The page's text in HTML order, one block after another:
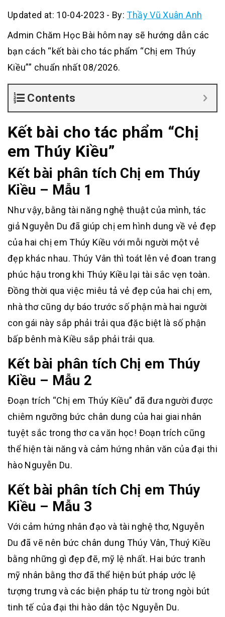
Updated at: 10-04-2023 - By:Thầy Vũ Xuân Anh
Admin Chăm Học Bài hôm nay sẽ hướng dẫn các
bạn cách “kết bài cho tác phẩm “Chị em Thúy
Kiều”” chuẩn nhất 08/2026.
Contents
Kết bài cho tác phẩm “Chị
em Thúy Kiều”
Kết bài phân tích Chị em Thúy
Kiều – Mẫu 1
Như vậy, bằng tài năng nghệ thuật của mình, tác
giả Nguyễn Du đã giúp chị em hình dung về vẻ đẹp
của hai chị em Thúy Kiều với mỗi người một vẻ
đẹp khác nhau. Thúy Vân thì toát lên vẻ đoan trang
phúc hậu trong khi Thúy Kiều lại tài sắc vẹn toàn.
Đồng thời qua việc miêu tả vẻ đẹp của hai chị em,
nhà thơ cũng dự báo trước số phận mà hai người
con gái này sắp phải trải qua đặc biệt là số phận
bấp bênh mà Kiều sắp phải trải qua.
Kết bài phân tích Chị em Thúy
Kiều – Mẫu 2
Đoạn trích “Chị em Thúy Kiều” đã đưa người được
chiêm ngưỡng bức chân dung của hai giai nhân
tuyệt sắc trong thơ ca văn học! Đoạn trích cũng
thể hiện tài năng và cảm hứng nhân văn của đại thi
hào Nguyễn Du.
Kết bài phân tích Chị em Thúy
Kiều – Mẫu 3
Với cảm hứng nhân đạo và tài nghệ thơ, Nguyễn
Du đã vẽ nên bức chân dung Thúy Vân, Thuý Kiều
bằng những gì đẹp đẽ, mỹ lệ nhất. Hai bức tranh
mỹ nhân bằng thơ đã thể hiện bút pháp ước lệ
tượng trưng và các biện pháp tu từ trong ngòi bút
tinh tế của đại thi hào dân tộc Nguyễn Du.